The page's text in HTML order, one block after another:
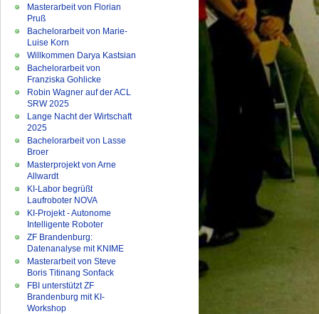
Masterarbeit von Florian
Pruß
Bachelorarbeit von Marie-
Luise Korn
Willkommen Darya Kastsian
Bachelorarbeit von
Franziska Gohlicke
Robin Wagner auf der ACL
SRW 2025
Lange Nacht der Wirtschaft
2025
Bachelorarbeit von Lasse
Broer
Masterprojekt von Arne
Allwardt
KI-Labor begrüßt
Laufroboter NOVA
KI-Projekt - Autonome
Intelligente Roboter
ZF Brandenburg:
Datenanalyse mit KNIME
Masterarbeit von Steve
Boris Titinang Sonfack
FBI unterstützt ZF
Brandenburg mit KI-
Workshop